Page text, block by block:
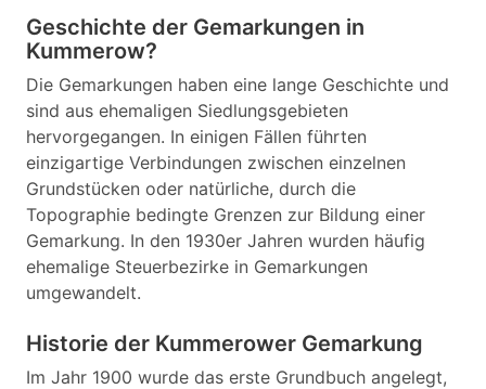
Geschichte der Gemarkungen in
Kummerow?
Die Gemarkungen haben eine lange Geschichte und
sind aus ehemaligen Siedlungsgebieten
hervorgegangen. In einigen Fällen führten
einzigartige Verbindungen zwischen einzelnen
Grundstücken oder natürliche, durch die
Topographie bedingte Grenzen zur Bildung einer
Gemarkung. In den 1930er Jahren wurden häufig
ehemalige Steuerbezirke in Gemarkungen
umgewandelt.
Historie der Kummerower Gemarkung
Im Jahr 1900 wurde das erste Grundbuch angelegt,